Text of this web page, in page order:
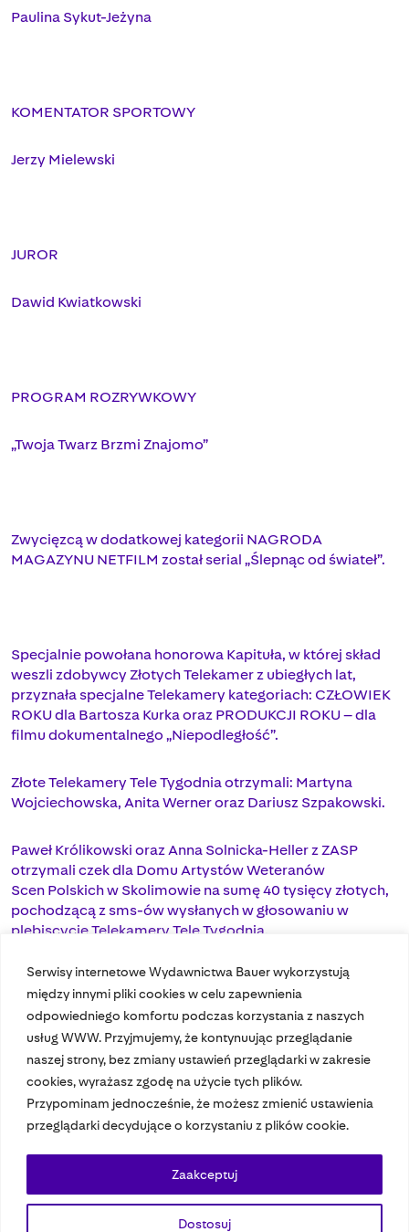
Serwisy internetowe Wydawnictwa Bauer wykorzystują
między innymi pliki cookies w celu zapewnienia
odpowiedniego komfortu podczas korzystania z naszych
usług WWW. Przyjmujemy, że kontynuując przeglądanie
naszej strony, bez zmiany ustawień przeglądarki w zakresie
cookies, wyrażasz zgodę na użycie tych plików.
Przypominam jednocześnie, że możesz zmienić ustawienia
przeglądarki decydujące o korzystaniu z plików cookie.
Dostosuj
Zaakceptuj
Paulina Sykut-Jeżyna
KOMENTATOR SPORTOWY
Jerzy Mielewski
JUROR
Dawid Kwiatkowski
PROGRAM ROZRYWKOWY
„Twoja Twarz Brzmi Znajomo”
Zwycięzcą w dodatkowej kategorii NAGRODA
MAGAZYNU NETFILM został serial „Ślepnąc od świateł”.
Specjalnie powołana honorowa Kapituła, w której skład
weszli zdobywcy Złotych Telekamer z ubiegłych lat,
przyznała specjalne Telekamery kategoriach: CZŁOWIEK
ROKU dla Bartosza Kurka oraz PRODUKCJI ROKU – dla
filmu dokumentalnego „Niepodległość”.
Złote Telekamery Tele Tygodnia otrzymali: Martyna
Wojciechowska, Anita Werner oraz Dariusz Szpakowski.
Paweł Królikowski oraz Anna Solnicka-Heller z ZASP
otrzymali czek dla Domu Artystów Weteranów
Scen Polskich w Skolimowie na sumę 40 tysięcy złotych,
pochodzącą z sms-ów wysłanych w głosowaniu w
plebiscycie Telekamery Tele Tygodnia.
Nasze czasopisma
Nasze strony